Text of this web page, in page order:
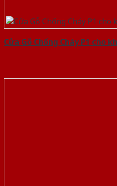
Cửa Gỗ Chống Cháy P1 cho